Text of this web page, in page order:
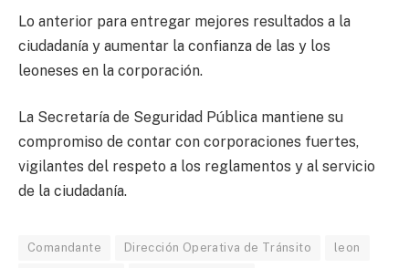
Lo anterior para entregar mejores resultados a la
ciudadanía y aumentar la confianza de las y los
leoneses en la corporación.
La Secretaría de Seguridad Pública mantiene su
compromiso de contar con corporaciones fuertes,
vigilantes del respeto a los reglamentos y al servicio
de la ciudadanía.
Comandante Dirección Operativa de Tránsito leon